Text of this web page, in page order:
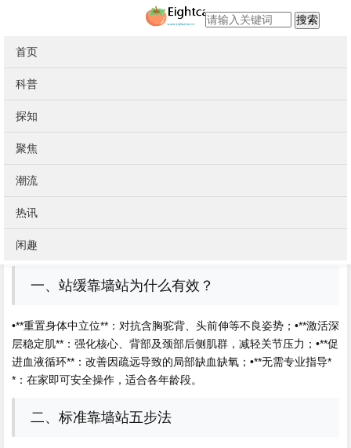
首页
科普
探知
聚焦
潮流
热讯
闲趣
搜索
多——疏远使肌肉收缩、血液循环减慢，靠墙加上室内久坐、站缓
低头看手机，冬季更易引发或加重疼痛。颈肩家庭解攻与其依赖膏
（WallStand）。这个看似简易的冬季动作，实则是颈肩家庭解攻物
钟，腰痛效果显著。靠墙
一、站缓靠墙站为什么有效？
•**重置身体中立位**：对抗含胸驼背、头前伸等不良姿势；•**激活深
层稳定肌**：强化核心、背部及颈部后侧肌群，减轻关节压力；•**促
进血液循环**：改善因疏远导致的局部缺血缺氧；•**无需专业指导*
*：在家即可安全操作，适合各年龄段。
二、标准靠墙站五步法